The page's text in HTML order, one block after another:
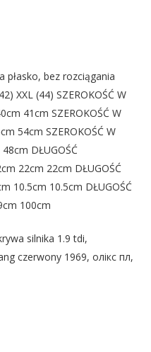
płasko, bez rozciągania
XXL (44) SZEROKOŚĆ W
41cm SZEROKOŚĆ W
54cm SZEROKOŚĆ W
DŁUGOŚĆ
22cm 22cm DŁUGOŚĆ
10.5cm 10.5cm DŁUGOŚĆ
100cm
silnika 1.9 tdi,
czerwony 1969, олікс пл,